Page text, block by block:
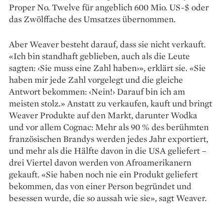
Proper No. Twelve für angeblich 600 Mio. US-$ oder
das Zwölffache des Umsatzes übernommen.
Aber Weaver besteht darauf, dass sie nicht verkauft.
«Ich bin standhaft geblieben, auch als die Leute
sagten: ‹Sie muss eine Zahl haben›», erklärt sie. «Sie
haben mir jede Zahl vorgelegt und die gleiche
Antwort bekommen: ‹Nein!› Darauf bin ich am
meisten stolz.» Anstatt zu verkaufen, kauft und bringt
Weaver Produkte auf den Markt, darunter Wodka
und vor allem Cognac: Mehr als 90 % des berühmten
französischen Brandys werden jedes Jahr exportiert,
und mehr als die Hälfte davon in die USA geliefert –
drei Viertel davon werden von Afroamerikanern
gekauft. «Sie haben noch nie ein Produkt geliefert
bekommen, das von einer Person begründet und
besessen wurde, die so aussah wie sie», sagt Weaver.